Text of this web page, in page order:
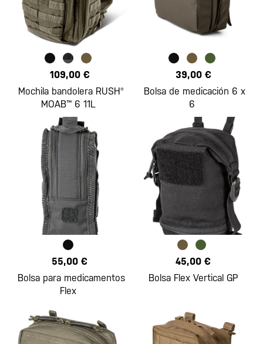
109,00 €
Mochila bandolera RUSH®
MOAB™ 6 11L
39,00 €
Bolsa de medicación 6 x
6
55,00 €
Bolsa para medicamentos
Flex
45,00 €
Bolsa Flex Vertical GP